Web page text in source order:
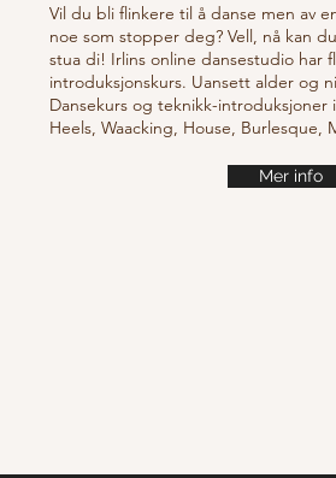
Vil du bli flinkere til å danse men av
noe som stopper deg? Vell, nå kan
stua di! Irlins online dansestudio har
introduksjonskurs. Uansett alder og
Dansekurs og teknikk-introduksjoner
Heels, Waacking, House, Burlesque,
Mer info